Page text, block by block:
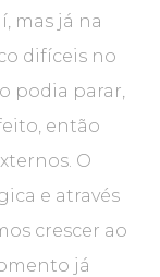
mas já na
difíceis no
podia parar,
então
O
e através
crescer ao
já